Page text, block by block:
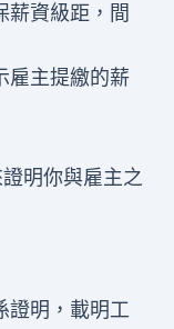
薪資級距，間
雇主提繳的薪
明你與雇主之
證明，載明工